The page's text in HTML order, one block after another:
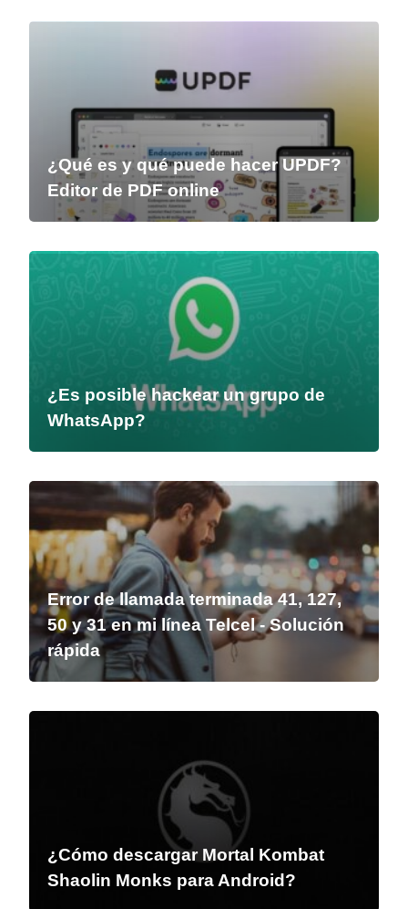
¿Qué es y qué puede hacer UPDF?
Editor de PDF online
¿Es posible hackear un grupo de
WhatsApp?
Error de llamada terminada 41, 127,
50 y 31 en mi línea Telcel - Solución
rápida
¿Cómo descargar Mortal Kombat
Shaolin Monks para Android?